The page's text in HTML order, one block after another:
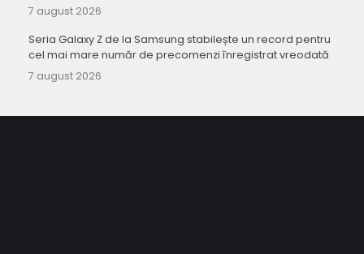
7 august 2026
Seria Galaxy Z de la Samsung stabilește un record pentru
cel mai mare număr de precomenzi înregistrat vreodată
7 august 2026